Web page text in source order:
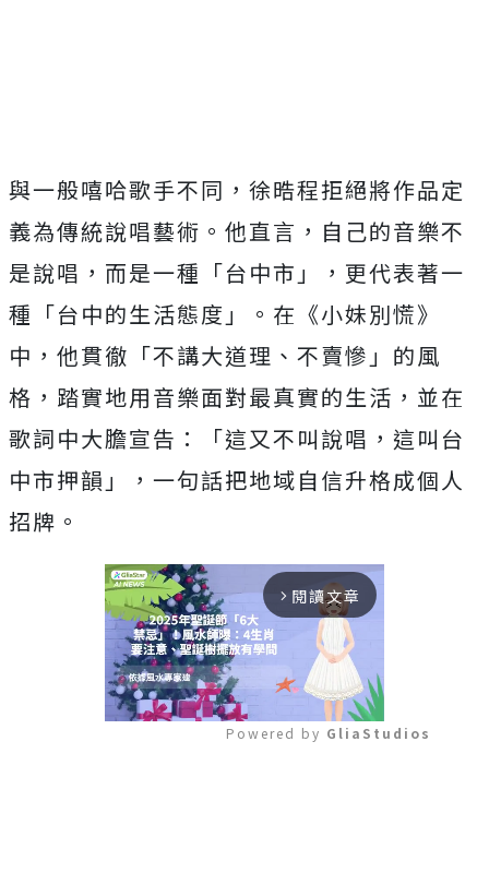
與一般嘻哈歌手不同，徐晧程拒絕將作品定
義為傳統說唱藝術。 他直言，自己的音樂不
是說唱，而是一種「台中市」， 更代表著一
種「台中的生活態度」。在《小妹別慌》
中，他貫徹「不講大道理、不賣慘」的風
格，踏實地用音樂面對最真實的生活， 並在
歌詞中大膽宣告：「這又不叫說唱，這叫台
中市押韻」， 一句話把地域自信升格成個人
招牌。
arrow_forward_ios 閱讀文章
Powered by GliaStudios